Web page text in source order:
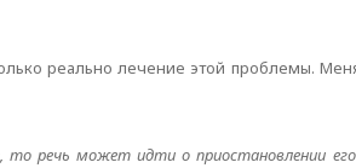
реально лечение этой проблемы.
то речь может идти о приостановлении